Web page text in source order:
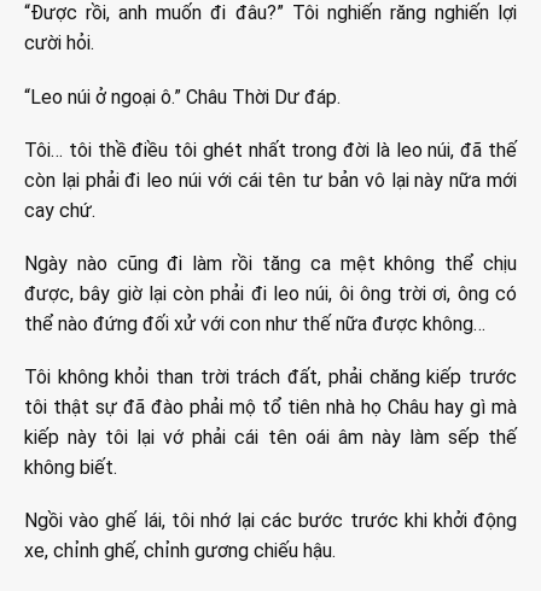
“Được rồi, anh muốn đi đâu?” Tôi nghiến răng nghiến lợi
cười hỏi.
“Leo núi ở ngoại ô.” Châu Thời Dư đáp.
Tôi… tôi thề điều tôi ghét nhất trong đời là leo núi, đã thế
còn lại phải đi leo núi với cái tên tư bản vô lại này nữa mới
cay chứ.
Ngày nào cũng đi làm rồi tăng ca mệt không thể chịu
được, bây giờ lại còn phải đi leo núi, ôi ông trời ơi, ông có
thể nào đứng đối xử với con như thế nữa được không…
Tôi không khỏi than trời trách đất, phải chăng kiếp trước
tôi thật sự đã đào phải mộ tổ tiên nhà họ Châu hay gì mà
kiếp này tôi lại vớ phải cái tên oái âm này làm sếp thế
không biết.
Ngồi vào ghế lái, tôi nhớ lại các bước trước khi khởi động
xe, chỉnh ghế, chỉnh gương chiếu hậu.